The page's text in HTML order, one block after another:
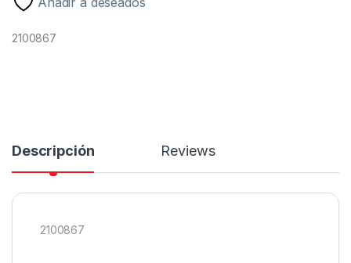
2100867
Descripción Reviews
2100867